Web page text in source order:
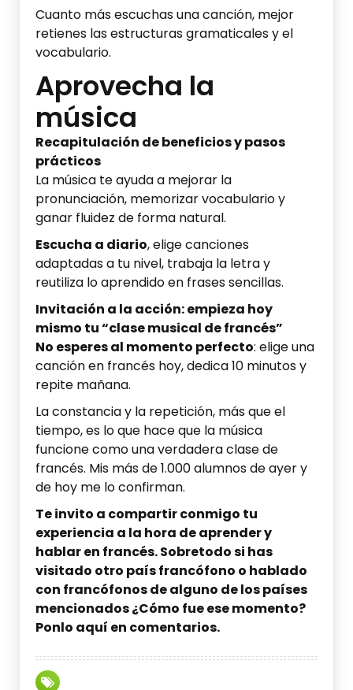
Cuanto más escuchas una canción, mejor
retienes las estructuras gramaticales y el
vocabulario.
Aprovecha la
música
Recapitulación de beneficios y pasos
prácticos
La música te ayuda a mejorar la
pronunciación, memorizar vocabulario y
ganar fluidez de forma natural.
Escucha a diario, elige canciones
adaptadas a tu nivel, trabaja la letra y
reutiliza lo aprendido en frases sencillas.
Invitación a la acción: empieza hoy
mismo tu “clase musical de francés”
No esperes al momento perfecto: elige una
canción en francés hoy, dedica 10 minutos y
repite mañana.
La constancia y la repetición, más que el
tiempo, es lo que hace que la música
funcione como una verdadera clase de
francés. Mis más de 1.000 alumnos de ayer y
de hoy me lo confirman.
Te invito a compartir conmigo tu
experiencia a la hora de aprender y
hablar en francés. Sobretodo si has
visitado otro país francófono o hablado
con francófonos de alguno de los países
mencionados ¿Cómo fue ese momento?
Ponlo aquí en comentarios.